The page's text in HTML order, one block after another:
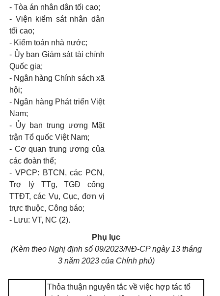
- Tòa án nhân dân tối cao;
- Viện kiểm sát nhân dân
tối cao;
- Kiểm toán nhà nước;
- Ủy ban Giám sát tài chính
Quốc gia;
- Ngân hàng Chính sách xã
hội;
- Ngân hàng Phát triển Việt
Nam;
- Ủy ban trung ương Mặt
trận Tổ quốc Việt Nam;
- Cơ quan trung ương của
các đoàn thể;
- VPCP: BTCN,các PCN,
Trợ lý TTg, TGĐ cổng
TTĐT, các Vụ, Cục, đơn vị
trực thuộc, Công báo;
- Lưu: VT, NC (2).
Phụ lục
(Kèm theo Nghị định số 09/2023/NĐ-CP ngày 13 tháng
3 năm 2023 của Chính phủ)
Thỏa thuận nguyên tắc về việc hợp tác tổ